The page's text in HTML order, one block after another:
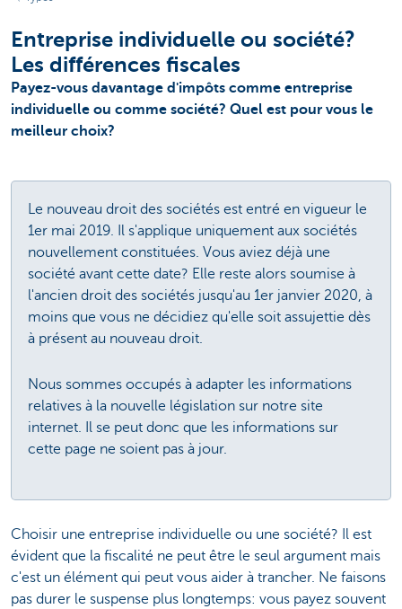
Entreprise individuelle ou société?
Les différences fiscales
Payez-vous davantage d'impôts comme entreprise
individuelle ou comme société? Quel est pour vous le
meilleur choix?
Le nouveau droit des sociétés est entré en vigueur le
1er mai 2019. Il s'applique uniquement aux sociétés
nouvellement constituées. Vous aviez déjà une
société avant cette date? Elle reste alors soumise à
l'ancien droit des sociétés jusqu'au 1er janvier 2020, à
moins que vous ne décidiez qu'elle soit assujettie dès
à présent au nouveau droit.
Nous sommes occupés à adapter les informations
relatives à la nouvelle législation sur notre site
internet. Il se peut donc que les informations sur
cette page ne soient pas à jour.
Choisir une entreprise individuelle ou une société? Il est
évident que la fiscalité ne peut être le seul argument mais
c'est un élément qui peut vous aider à trancher. Ne faisons
pas durer le suspense plus longtemps: vous payez souvent